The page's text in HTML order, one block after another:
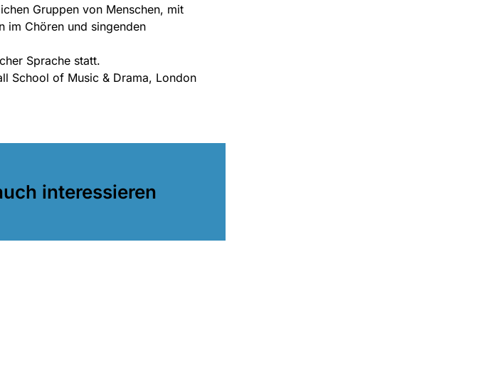
Gruppen von Menschen, mit
im Chören und singenden
Sprache statt.
School of Music & Drama, London
interessieren